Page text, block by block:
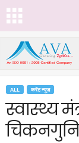
ALL करेंट न्यूज़
स्वास्थ्य